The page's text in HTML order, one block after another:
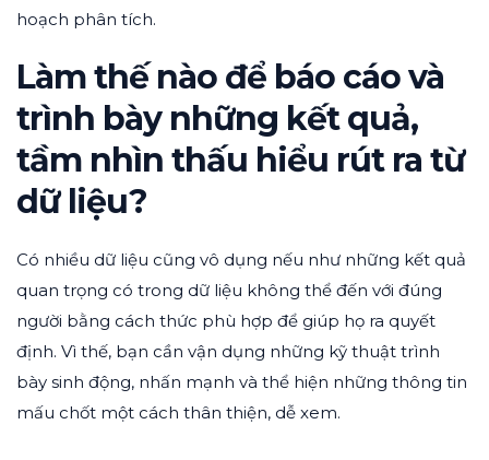
hoạch phân tích.
Làm thế nào để báo cáo và
trình bày những kết quả,
tầm nhìn thấu hiểu rút ra từ
dữ liệu?
Có nhiều dữ liệu cũng vô dụng nếu như những kết quả
quan trọng có trong dữ liệu không thể đến với đúng
người bằng cách thức phù hợp để giúp họ ra quyết
định. Vì thế, bạn cần vận dụng những kỹ thuật trình
bày sinh động, nhấn mạnh và thể hiện những thông tin
mấu chốt một cách thân thiện, dễ xem.